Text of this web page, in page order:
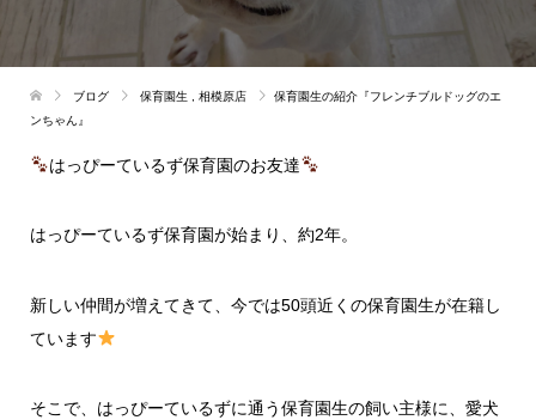
ブログ 保育園生 相模原店
保育園生の紹介『フレンチブルドッグのエ
ンちゃん』
はっぴーているず保育園のお友達
はっぴーているず保育園が始まり、約2年。
新しい仲間が増えてきて、今では50頭近くの保育園生が在籍し
ています
そこで、はっぴーているずに通う保育園生の飼い主様に、愛犬